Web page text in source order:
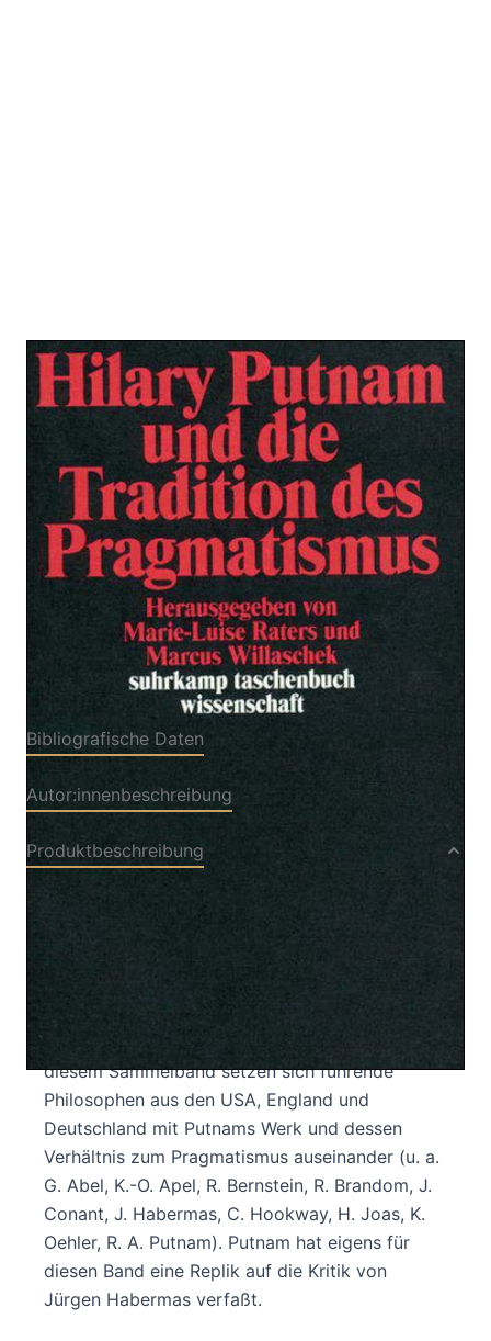
Hilary Putnam und die Tradition
des Pragmatismus
Zur Wunschliste hinzufügen
Verlag: Suhrkamp 25.02.2002
Buch 448 Seiten
kartoniert
ISBN: 978-3-518-
29167-2
Bibliografische Daten
Autor:innenbeschreibung
Produktbeschreibung
Hilary Putnam ist einer der originellsten
Renaissance des Pragmatismus beigetragen. In
diesem Sammelband setzen sich führende
Philosophen aus den USA, England und
Deutschland mit Putnams Werk und dessen
Verhältnis zum Pragmatismus auseinander (u. a.
G. Abel, K.-O. Apel, R. Bernstein, R. Brandom, J.
Conant, J. Habermas, C. Hookway, H. Joas, K.
Oehler, R. A. Putnam). Putnam hat eigens für
diesen Band eine Replik auf die Kritik von
Jürgen Habermas verfaßt.